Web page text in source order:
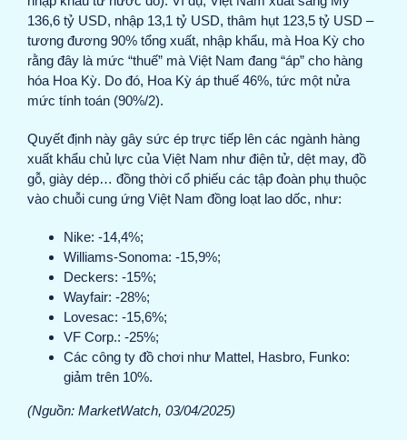
136,6 tỷ USD, nhập 13,1 tỷ USD, thâm hụt 123,5 tỷ USD –
tương đương 90% tổng xuất, nhập khẩu, mà Hoa Kỳ cho
rằng đây là mức “thuế” mà Việt Nam đang “áp” cho hàng
hóa Hoa Kỳ. Do đó, Hoa Kỳ áp thuế 46%, tức một nửa
mức tính toán (90%/2).
Quyết định này gây sức ép trực tiếp lên các ngành hàng
xuất khẩu chủ lực của Việt Nam như điện tử, dệt may, đồ
gỗ, giày dép… đồng thời cổ phiếu các tập đoàn phụ thuộc
vào chuỗi cung ứng Việt Nam đồng loạt lao dốc, như:
Nike: -14,4%;
Williams-Sonoma: -15,9%;
Deckers: -15%;
Wayfair: -28%;
Lovesac: -15,6%;
VF Corp.: -25%;
Các công ty đồ chơi như Mattel, Hasbro, Funko:
giảm trên 10%.
(Nguồn: MarketWatch, 03/04/2025)